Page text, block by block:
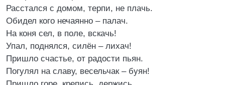
Расстался с домом, терпи, не плачь.
Обидел кого нечаянно – палач.
На коня сел, в поле, вскачь!
Упал, поднялся, силён – лихач!
Пришло счастье, от радости пьян.
Погулял на славу, весельчак – буян!